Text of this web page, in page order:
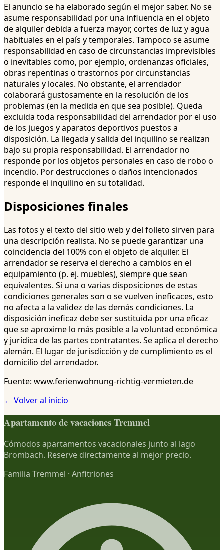
El anuncio se ha elaborado según el mejor saber. No se
asume responsabilidad por una influencia en el objeto
de alquiler debida a fuerza mayor, cortes de luz y agua
habituales en el país y temporales. Tampoco se asume
responsabilidad en caso de circunstancias imprevisibles
o inevitables como, por ejemplo, ordenanzas oficiales,
obras repentinas o trastornos por circunstancias
naturales y locales. No obstante, el arrendador
colaborará gustosamente en la resolución de los
problemas (en la medida en que sea posible). Queda
excluida toda responsabilidad del arrendador por el uso
de los juegos y aparatos deportivos puestos a
disposición. La llegada y salida del inquilino se realizan
bajo su propia responsabilidad. El arrendador no
responde por los objetos personales en caso de robo o
incendio. Por destrucciones o daños intencionados
responde el inquilino en su totalidad.
Disposiciones finales
Las fotos y el texto del sitio web y del folleto sirven para
una descripción realista. No se puede garantizar una
coincidencia del 100% con el objeto de alquiler. El
arrendador se reserva el derecho a cambios en el
equipamiento (p. ej. muebles), siempre que sean
equivalentes. Si una o varias disposiciones de estas
condiciones generales son o se vuelven ineficaces, esto
no afecta a la validez de las demás condiciones. La
disposición ineficaz debe ser sustituida por una eficaz
que se aproxime lo más posible a la voluntad económica
y jurídica de las partes contratantes. Se aplica el derecho
alemán. El lugar de jurisdicción y de cumplimiento es el
domicilio del arrendador.
Fuente: www.ferienwohnung-richtig-vermieten.de
← Volver al inicio
Apartamento de vacaciones Tremmel
Cómodos apartamentos vacacionales junto al lago
Brombach. Reserve directamente al mejor precio.
Familia Tremmel · Anfitriones